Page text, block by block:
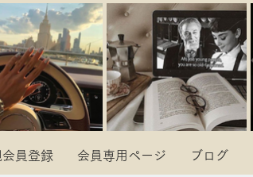
会員登録 会員専用ページ ブログ